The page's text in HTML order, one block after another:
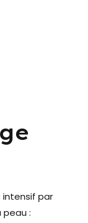
par
peau :